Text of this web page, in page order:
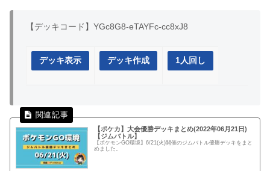
【デッキコード】YGc8G8-eTAYFc-cc8xJ8
デッキ表示 デッキ作成 1人回し
【ポケカ】大会優勝デッキまとめ(2022年06月21日)
【ジムバトル】
【ポケモンGO環境】6/21(火)開催のジムバトル優勝デッキをまと
めました。